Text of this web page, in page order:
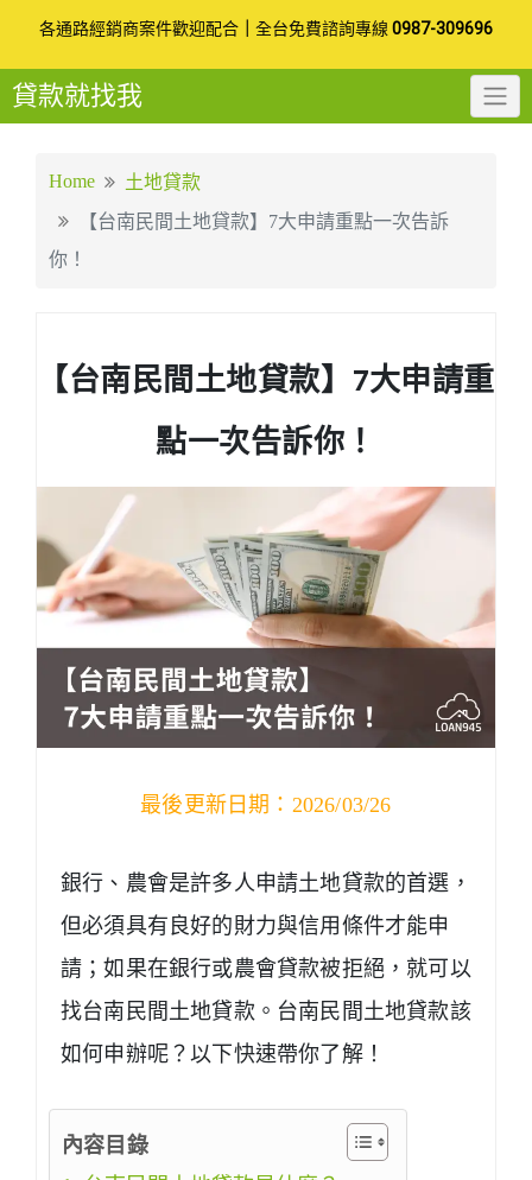
to
content
各通路經銷商案件歡迎配合 全台免費諮詢專線 0987-309696
貸款就找我
Home
土地貸款
【台南民間土地貸款】7大申請重點一次告訴
你！
【台南民間土地貸款】7大申請重
點一次告訴你！
最後更新日期：2026/03/26
銀行、農會是許多人申請土地貸款的首選，
但必須具有良好的財力與信用條件才能申
請；如果在銀行或農會貸款被拒絕，就可以
找台南民間土地貸款。台南民間土地貸款該
如何申辦呢？以下快速帶你了解！
內容目錄